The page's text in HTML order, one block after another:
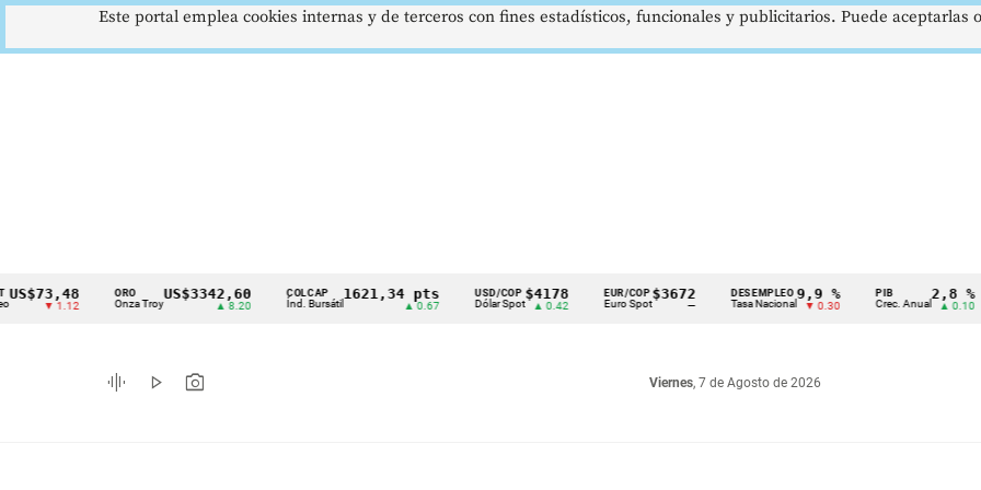
Cintillo
indicadores
económicos
1.12
ORO
Onza Troy
US$3342,60 COLCAP
Índ. Bursátil
1621,34 pts USD/COP
Dólar Spot
$4178
▲ 0.42
EUR/COP
Euro Spot
$3672
—
DESEMPLEO
Tasa Nacional
9,9 %
▼ 0.30
PIB
Crec. Anual
2,8 %
▲ 0.10
graphic_eq play_arrow photo_camera Viernes, 7 de Agosto de 2026
Este portal emplea cookies internas y de terceros con fines estadísticos, funcionales y publicitarios. Puede aceptarlas